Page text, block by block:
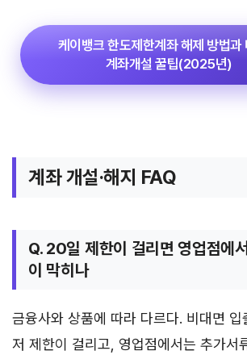
케이뱅크 한도제한계좌 해제 방법과
계좌개설 꿀팁(2025년)
계좌 개설·해지 FAQ
Q. 20일 제한이 걸리면 영업점에
이 막히나
금융사와 상품에 따라 다르다. 비대면 입
저 제한이 걸리고, 영업점에서는 추가서